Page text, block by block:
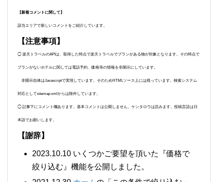
【新着コメントに関して】
該当エリアで新しいコメントをご紹介しています。
【注意事項】
◯ 楽天トラベルのAPIは、取得した時点で楽天トラベルでプランがある物が対象となります。その時点で
プランがないホテルに関しては電話予約、価格等の情報を非開示にしています。
非開示自体はJavascriptで実現しています。そのためHTMLソース上には残っています。検索システム
対応としてsitemap.xmlからは除外しています。
◯ 記事下にコメント欄あります。基本コメントは公開しません。ケンタロウは読みます。投稿言語は日
本語でお願いします。
【謝辞】
2023.10.10 いくつかご要望を頂いた『価格で
絞り込む』機能を公開しました。